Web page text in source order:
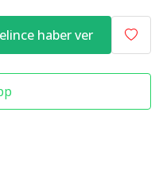
haber ver